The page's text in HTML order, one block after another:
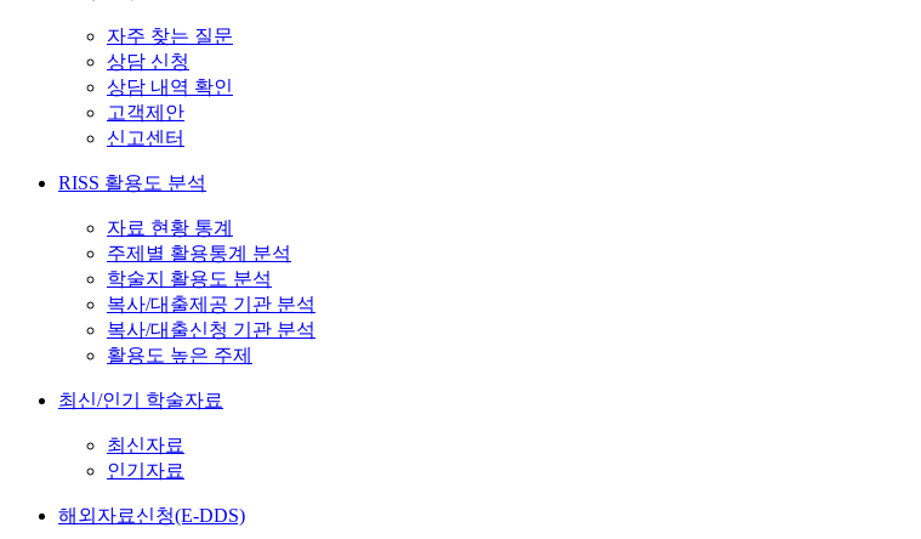
자주 찾는 질문
상담 신청
상담 내역 확인
고객제안
신고센터
RISS 활용도 분석
자료 현황 통계
주제별 활용통계 분석
학술지 활용도 분석
복사/대출제공 기관 분석
복사/대출신청 기관 분석
활용도 높은 주제
최신/인기 학술자료
최신자료
인기자료
해외자료신청(E-DDS)